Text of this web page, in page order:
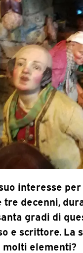
interesse
decenni,
gradi di
e scrittore. La
molti elementi?